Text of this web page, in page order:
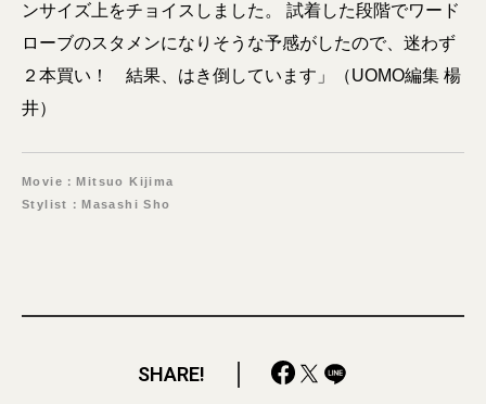
ンサイズ上をチョイスしました。 試着した段階でワード
ローブのスタメンになりそうな予感がしたので、迷わず
２本買い！ 結果、はき倒しています」（UOMO編集 楊
井）
Movie：Mitsuo Kijima
Stylist：Masashi Sho
SHARE!